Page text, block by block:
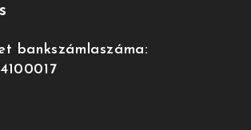
bankszámlaszáma: